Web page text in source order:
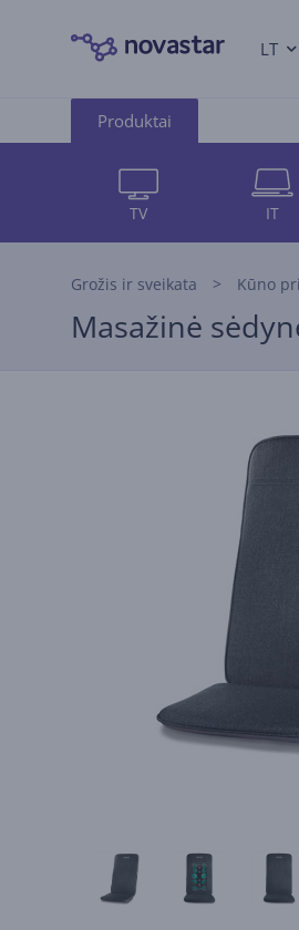
LT
Produktai
TV IT
Grožis ir sveikata Kūno
Masažinė